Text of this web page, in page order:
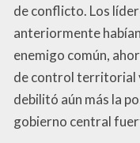
de conflicto. Los
anteriormente
enemigo común,
de control territorial
debilitó aún más la
gobierno central